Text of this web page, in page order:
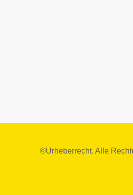
©Urheberrecht. Alle